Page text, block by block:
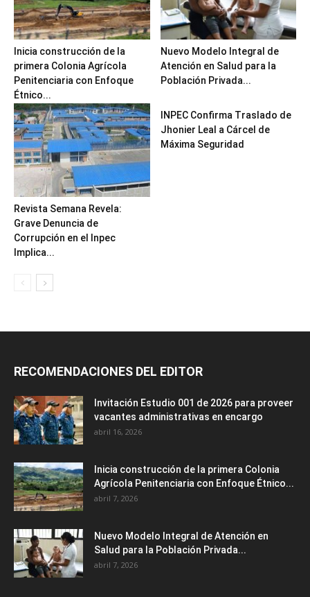
Inicia construcción de la
primera Colonia Agrícola
Penitenciaria con Enfoque
Étnico...
Nuevo Modelo Integral de
Atención en Salud para la
Población Privada...
Revista Semana Revela:
Grave Denuncia de
Corrupción en el Inpec
Implica...
INPEC Confirma Traslado de
Jhonier Leal a Cárcel de
Máxima Seguridad
RECOMENDACIONES DEL EDITOR
Invitación Estudio 001 de 2026 para proveer
vacantes administrativas en encargo
abril 16, 2026
Inicia construcción de la primera Colonia
Agrícola Penitenciaria con Enfoque Étnico...
abril 7, 2026
Nuevo Modelo Integral de Atención en
Salud para la Población Privada...
abril 7, 2026